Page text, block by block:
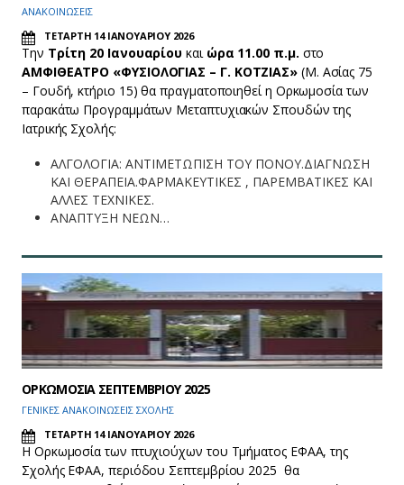
ΑΝΑΚΟΙΝΩΣΕΙΣ
ΤΕΤΑΡΤΗ 14 ΙΑΝΟΥΑΡΙΟΥ 2026
Την Τρίτη 20 Ιανουαρίου και ώρα 11.00 π.μ. στο
ΑΜΦΙΘΕΑΤΡΟ «ΦΥΣΙΟΛΟΓΙΑΣ – Γ. ΚΟΤΖΙΑΣ» (Μ. Ασίας 75
– Γουδή, κτήριο 15) θα πραγματοποιηθεί η Ορκωμοσία των
παρακάτω Προγραμμάτων Μεταπτυχιακών Σπουδών της
Ιατρικής Σχολής:
ΑΛΓΟΛΟΓΙΑ: ΑΝΤΙΜΕΤΩΠΙΣΗ ΤΟΥ ΠΟΝΟΥ.ΔΙΑΓΝΩΣΗ
ΚΑΙ ΘΕΡΑΠΕΙΑ.ΦΑΡΜΑΚΕΥΤΙΚΕΣ , ΠΑΡΕΜΒΑΤΙΚΕΣ ΚΑΙ
ΑΛΛΕΣ ΤΕΧΝΙΚΕΣ.
ΑΝΑΠΤΥΞΗ ΝΕΩΝ…
ΟΡΚΩΜΟΣΙΑ ΣΕΠΤΕΜΒΡΙΟΥ 2025
ΓΕΝΙΚΕΣ ΑΝΑΚΟΙΝΩΣΕΙΣ ΣΧΟΛΗΣ
ΤΕΤΑΡΤΗ 14 ΙΑΝΟΥΑΡΙΟΥ 2026
Η Ορκωμοσία των πτυχιούχων του Τμήματος ΕΦΑΑ, της
Σχολής ΕΦΑΑ, περιόδου Σεπτεμβρίου 2025 θα